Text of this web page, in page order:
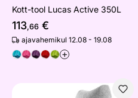
Kott-tool Lucas Active 350L
113,66 €
ajavahemikul 12.08 - 19.08
+